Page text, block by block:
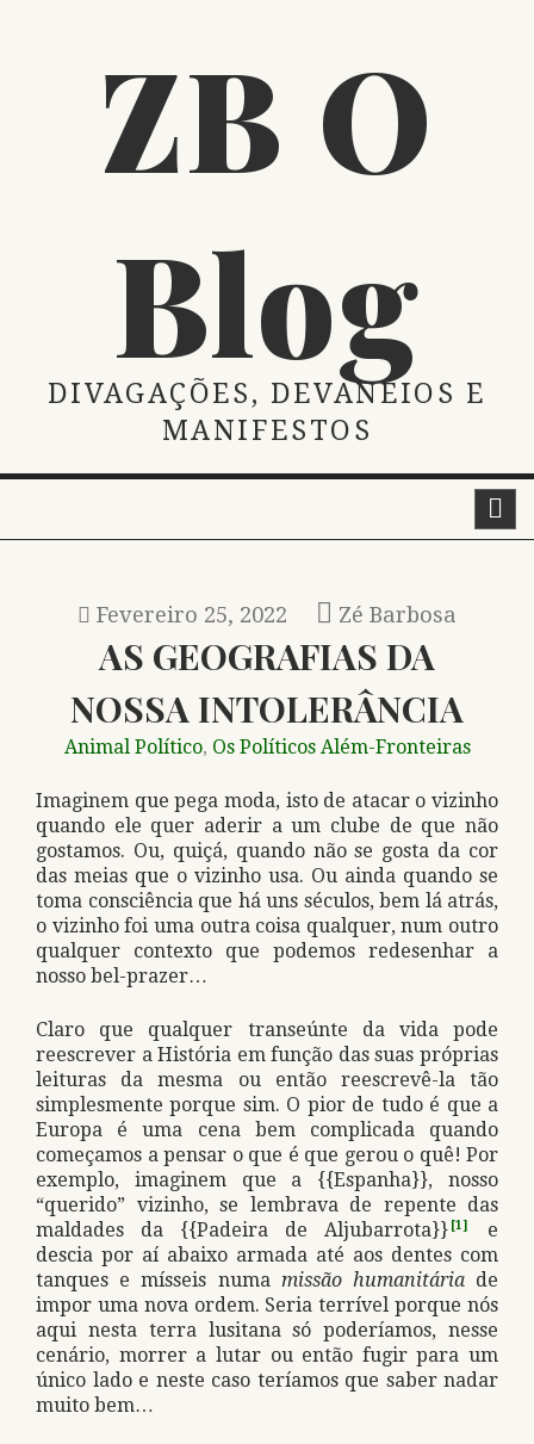
ZB O
Blog
DIVAGAÇÕES, DEVANEIOS E
MANIFESTOS
Fevereiro 25, 2022 Zé Barbosa
AS GEOGRAFIAS DA
NOSSA INTOLERÂNCIA
Animal Político, Os Políticos Além-Fronteiras
Imaginem que pega moda, isto de atacar o vizinho
quando ele quer aderir a um clube de que não
gostamos. Ou, quiçá, quando não se gosta da cor
das meias que o vizinho usa. Ou ainda quando se
toma consciência que há uns séculos, bem lá atrás,
o vizinho foi uma outra coisa qualquer, num outro
qualquer contexto que podemos redesenhar a
nosso bel-prazer…
Claro que qualquer transeúnte da vida pode
reescrever a História em função das suas próprias
leituras da mesma ou então reescrevê-la tão
simplesmente porque sim. O pior de tudo é que a
Europa é uma cena bem complicada quando
começamos a pensar o que é que gerou o quê! Por
exemplo, imaginem que a {{Espanha}}, nosso
“querido” vizinho, se lembrava de repente das
maldades da {{Padeira de Aljubarrota}} [1]
e
descia por aí abaixo armada até aos dentes com
tanques e mísseis numa missão humanitáriade
impor uma nova ordem. Seria terrível porque nós
aqui nesta terra lusitana só poderíamos, nesse
cenário, morrer a lutar ou então fugir para um
único lado e neste caso teríamos que saber nadar
muito bem…